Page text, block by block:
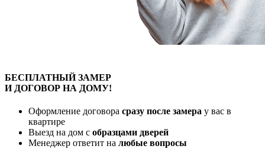
БЕСПЛАТНЫЙЗАМЕР
И ДОГОВОР НА ДОМУ!
Оформление договора сразу после замера у вас в
квартире
Выезд на дом с образцами дверей
Менеджер ответит на любые вопросы